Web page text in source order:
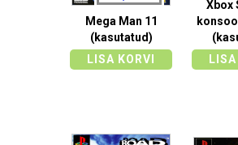
Mega Man 11
(kasutatud)
LISA KORVI
Xbox
LISA